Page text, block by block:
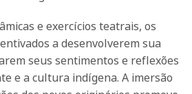
e exercícios teatrais, os
a desenvolverem sua
seus sentimentos e reflexões
e a cultura indígena. A imersão